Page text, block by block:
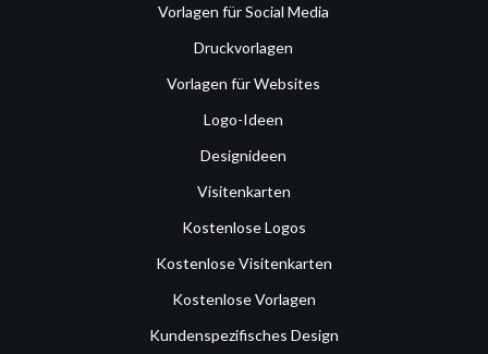
Vorlagen für Social Media
Druckvorlagen
Vorlagen für Websites
Logo-Ideen
Designideen
Visitenkarten
Kostenlose Logos
Kostenlose Visitenkarten
Kostenlose Vorlagen
Kundenspezifisches Design